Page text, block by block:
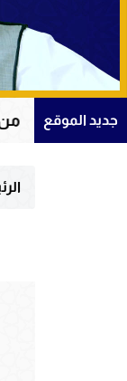
جديد الموقع
دروس الإيمان